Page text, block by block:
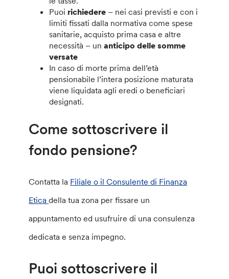
Puoi richiedere – nei casi previsti e con i
limiti fissati dalla normativa come spese
sanitarie, acquisto prima casa e altre
necessità – unanticipo delle somme
versate
In caso di morte prima dell’età
pensionabile l’intera posizione maturata
viene liquidata agli eredi o beneficiari
designati.
Come sottoscrivere il
fondo pensione?
Contatta la Filiale o il Consulente di Finanza
Eticadella tua zona per fissare un
appuntamento ed usufruire di una consulenza
dedicata e senza impegno.
Puoi sottoscrivere il